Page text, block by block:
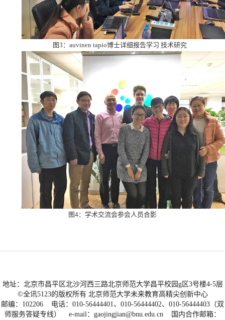
图3： auvinen tapio博士详细报告学习 技术研究
图4：学术交流会参会人员合影
地址：北京市昌平区北沙河西三路北京师范大学昌平校园g区3号楼4-5层
©全讯5123的版权所有 北京师范大学未来教育高精尖创新中心
邮编：102206 电话：010-56444401、010-56444402、010-56444403（双
师服务答疑专线） e-mail： gaojingjian@bnu.edu.cn 国内合作邮箱：